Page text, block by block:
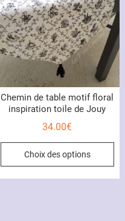
Chemin de table motif floral
inspiration toile de Jouy
34.00€
Choix des options
Ce